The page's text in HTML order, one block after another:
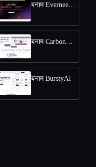
बनाम Everneed AI
बनाम CarbonCopy
बनाम BurstyAI